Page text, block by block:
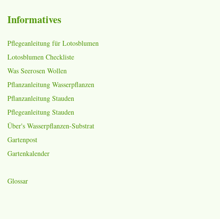
Informatives
Pflegeanleitung für Lotosblumen
Lotosblumen Checkliste
Was Seerosen Wollen
Pflanzanleitung Wasserpflanzen
Pflanzanleitung Stauden
Pflegeanleitung Stauden
Über's Wasserpflanzen-Substrat
Gartenpost
Gartenkalender
Glossar